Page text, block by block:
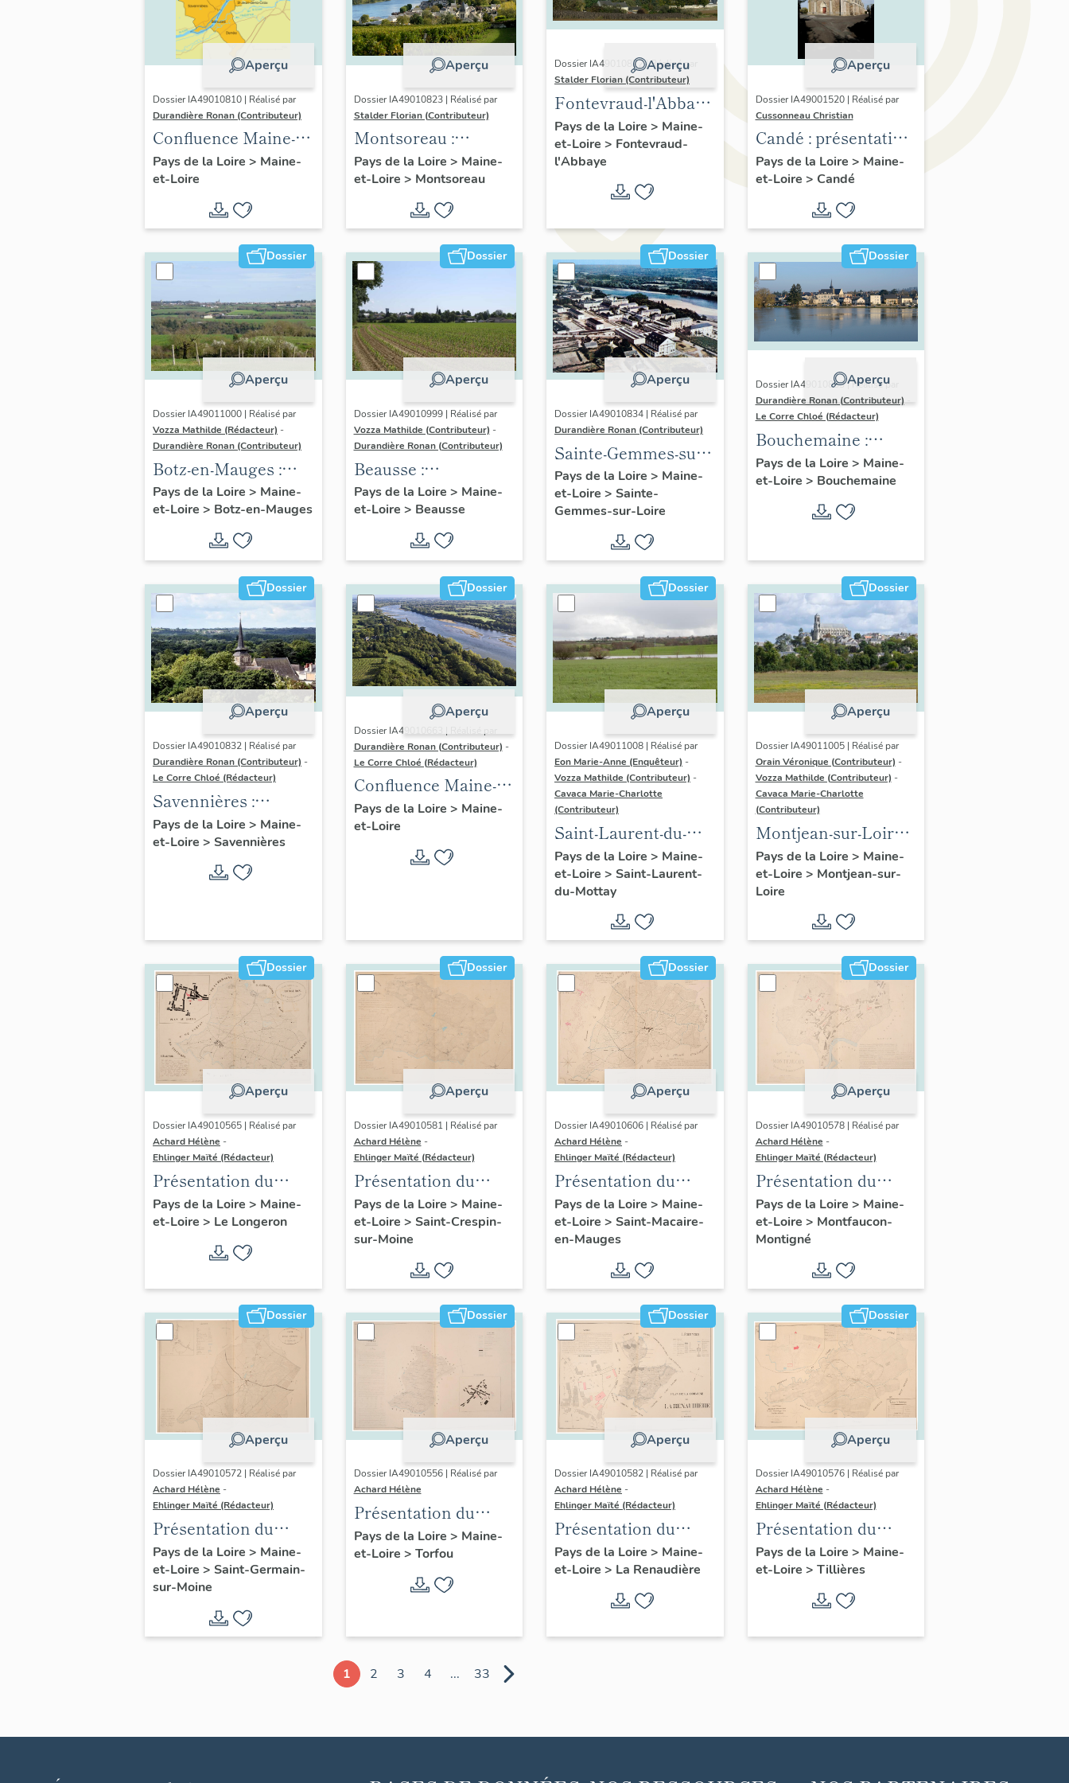
Aperçu
Dossier IA49010810 | Réalisé par
Durandière Ronan (Contributeur)
Confluence Maine-
Loire : présentation
de l'opération
thématique
Pays de la Loire > Maine-
et-Loire
Aperçu
Dossier IA49010823 | Réalisé par
Stalder Florian (Contributeur)
Montsoreau :
présentation de la
commune
Pays de la Loire > Maine-
et-Loire > Montsoreau
Aperçu
Dossier IA49010822 | Réalisé par
Stalder Florian (Contributeur)
Fontevraud-l'Abbaye
: présentation de la
commune
Pays de la Loire > Maine-
et-Loire > Fontevraud-
l'Abbaye
Aperçu
Dossier IA49001520 | Réalisé par
Cussonneau Christian
Candé : présentation
de la commune
Pays de la Loire > Maine-
et-Loire > Candé
Dossier
Aperçu
Dossier IA49011000 | Réalisé par
Vozza Mathilde (Rédacteur) -
Durandière Ronan (Contributeur)
Botz-en-Mauges :
présentation de la
commune
Pays de la Loire > Maine-
et-Loire > Botz-en-Mauges
Dossier
Aperçu
Dossier IA49010999 | Réalisé par
Vozza Mathilde (Contributeur) -
Durandière Ronan (Contributeur)
Beausse :
présentation de la
commune
Pays de la Loire > Maine-
et-Loire > Beausse
Dossier
Aperçu
Dossier IA49010834 | Réalisé par
Durandière Ronan (Contributeur)
Sainte-Gemmes-sur-
Loire : présentation
de la commune
Pays de la Loire > Maine-
et-Loire > Sainte-
Gemmes-sur-Loire
Dossier
Aperçu
Dossier IA49010833 | Réalisé par
Durandière Ronan (Contributeur)
Le Corre Chloé (Rédacteur)
Bouchemaine :
présentation de la
commune
Pays de la Loire > Maine-
et-Loire > Bouchemaine
Dossier
Aperçu
Dossier IA49010832 | Réalisé par
Durandière Ronan (Contributeur) -
Le Corre Chloé (Rédacteur)
Savennières :
présentation de la
commune
Pays de la Loire > Maine-
et-Loire > Savennières
Dossier
Aperçu
Dossier IA49010663 | Réalisé par
Durandière Ronan (Contributeur) -
Le Corre Chloé (Rédacteur)
Confluence Maine-
Loire : présentation
de l'aire d'étude
Pays de la Loire > Maine-
et-Loire
Dossier
Aperçu
Dossier IA49011008 | Réalisé par
Eon Marie-Anne (Enquêteur) -
Vozza Mathilde (Contributeur) -
Cavaca Marie-Charlotte
(Contributeur)
Saint-Laurent-du-
Mottay :
présentation de la
commune
Pays de la Loire > Maine-
et-Loire > Saint-Laurent-
du-Mottay
Dossier
Aperçu
Dossier IA49011005 | Réalisé par
Orain Véronique (Contributeur) -
Vozza Mathilde (Contributeur) -
Cavaca Marie-Charlotte
(Contributeur)
Montjean-sur-Loire :
présentation de la
commune
Pays de la Loire > Maine-
et-Loire > Montjean-sur-
Loire
Dossier
Aperçu
Dossier IA49010565 | Réalisé par
Achard Hélène -
Ehlinger Maïté (Rédacteur)
Présentation du
patrimoine
industriel de la
commune du
Pays de la Loire > Maine-
et-Loire > Le Longeron
Dossier
Aperçu
Dossier IA49010581 | Réalisé par
Achard Hélène -
Ehlinger Maïté (Rédacteur)
Présentation du
patrimoine
industriel de la
commune de Saint-
Crespin-sur-Moine
Pays de la Loire > Maine-
et-Loire > Saint-Crespin-
sur-Moine
Dossier
Aperçu
Dossier IA49010606 | Réalisé par
Achard Hélène -
Ehlinger Maïté (Rédacteur)
Présentation du
patrimoine
industriel de la
commune de Saint-
Macaire-en-Mauges
Pays de la Loire > Maine-
et-Loire > Saint-Macaire-
en-Mauges
Dossier
Aperçu
Dossier IA49010578 | Réalisé par
Achard Hélène -
Ehlinger Maïté (Rédacteur)
Présentation du
patrimoine
industriel de la
commune de
Montfaucon-
Montigné
Pays de la Loire > Maine-
et-Loire > Montfaucon-
Montigné
Dossier
Aperçu
Dossier IA49010572 | Réalisé par
Achard Hélène -
Ehlinger Maïté (Rédacteur)
Présentation du
patrimoine
industriel de la
commune de Saint-
Germain-sur-Moine
Pays de la Loire > Maine-
et-Loire > Saint-Germain-
sur-Moine
Dossier
Aperçu
Dossier IA49010556 | Réalisé par
Achard Hélène
Présentation du
patrimoine
industriel de la
commune de Torfou
Pays de la Loire > Maine-
et-Loire > Torfou
Dossier
Aperçu
Dossier IA49010582 | Réalisé par
Achard Hélène -
Ehlinger Maïté (Rédacteur)
Présentation du
patrimoine
industriel de la
commune de La
Pays de la Loire > Maine-
et-Loire > La Renaudière
Dossier
Aperçu
Dossier IA49010576 | Réalisé par
Achard Hélène -
Ehlinger Maïté (Rédacteur)
Présentation du
patrimoine
industriel de la
commune de
Pays de la Loire > Maine-
et-Loire > Tillières
1 2 3 4 ... 33